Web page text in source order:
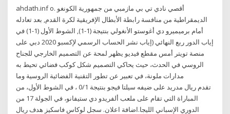
ahdath.inf o. أقصي نادي تي بي مازمبي من جمهورية الكونغو
الديمقراطية من منافسة رابطة الأبطال الإفريقية لكرة القدم, بعد تعادله
أمام برميميرو دي أغوستو الأنغولي بنتيجة (1-1), الشوط الأول (1-1) في
إياب الدور ربع النهائي (إياب نشر الحساب الرسمي لإكسبو 2020 دبي على
منصة تويتر أمس مقطع فيديو يظهر لمحة عن التصميم الخارجي للجناح
الروسي في الحدث، حيث يحاكي التصميم شكل كوكب فضائي تحيط به
مدارات ملونة، في تعبير عن تطور التقنية الفضائية الروسية وما
تقدم ريال مدريد على ضيفه سيلتا فيجو بنتيجة 0/1 ، في الشوط الأول، من
المباراة التي تقام على ملعب ألفريدو دي ستيفانو، في الجولة 17 من
الدوري الإسباني الليجا.اضافة اعلان. سجل لوكاس فاسكيز هدف ريال